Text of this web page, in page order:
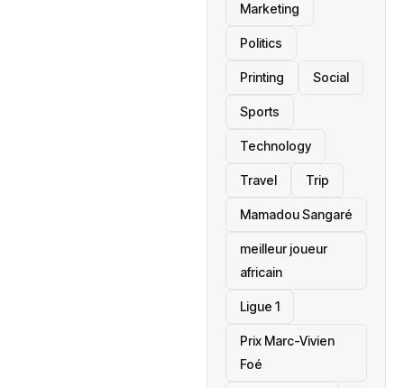
Marketing
Politics
Printing Social
Sports
Technology
Travel Trip
Mamadou Sangaré
meilleur joueur
africain
Ligue 1
Prix Marc-Vivien
Foé